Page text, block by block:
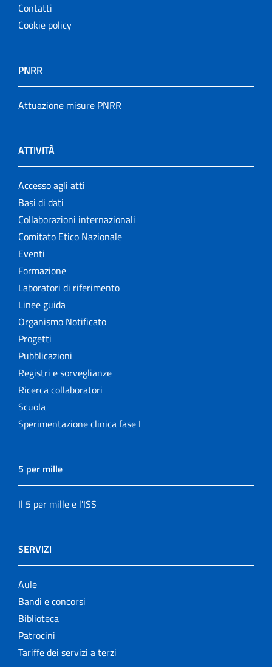
Contatti
Cookie policy
PNRR
Attuazione misure PNRR
ATTIVITÀ
Accesso agli atti
Basi di dati
Collaborazioni internazionali
Comitato Etico Nazionale
Eventi
Formazione
Laboratori di riferimento
Linee guida
Organismo Notificato
Progetti
Pubblicazioni
Registri e sorveglianze
Ricerca collaboratori
Scuola
Sperimentazione clinica fase I
5 per mille
Il 5 per mille e l'ISS
SERVIZI
Aule
Bandi e concorsi
Biblioteca
Patrocini
Tariffe dei servizi a terzi